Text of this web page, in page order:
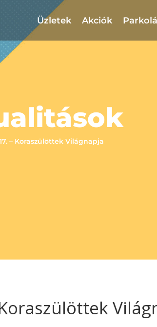
Üzletek Akciók
– Koraszülöttek Világnapja